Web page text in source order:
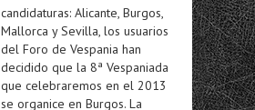
candidaturas: Alicante, Burgos,
Mallorca y Sevilla, los usuarios
del Foro de Vespania han
decidido que la 8ª Vespaniada
que celebraremos en el 2013
se organice en Burgos. La